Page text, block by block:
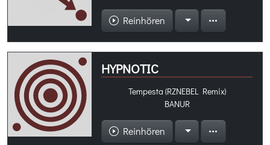
Reinhören
HYPNOTIC
Tempesta (RZNEBEL Remix)
BANUR
Reinhören